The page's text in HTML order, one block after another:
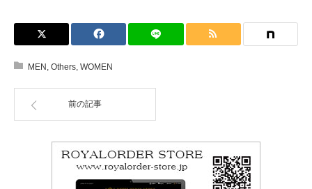
MEN , Others, WOMEN
前の記事